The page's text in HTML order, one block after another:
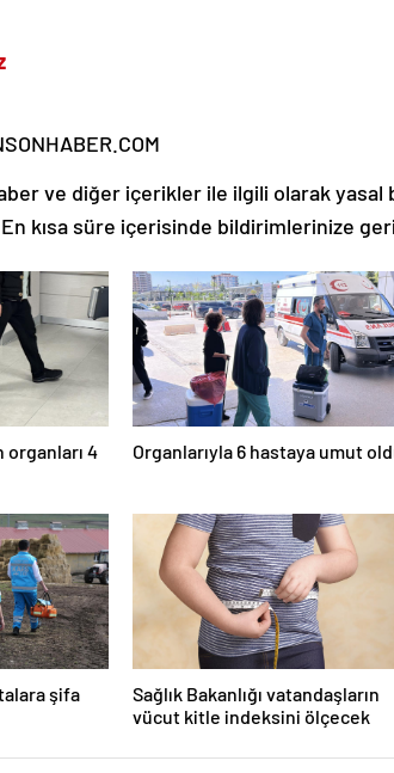
ve diğer içerikler ile ilgili olarak
kısa süre içerisinde bildirimlerinize geri
organları 4
Organlarıyla 6 hastaya umut
şifa
Sağlık Bakanlığı vatandaşların
vücut kitle indeksini ölçecek